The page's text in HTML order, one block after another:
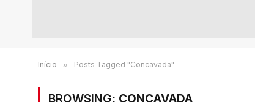
Início » Posts Tagged "Concavada"
BROWSING: CONCAVADA